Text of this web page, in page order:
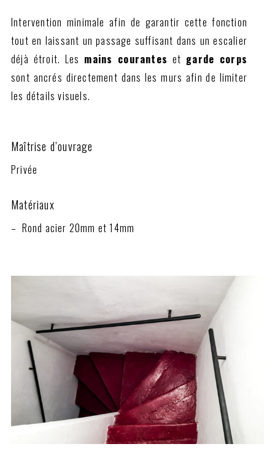
Intervention minimale afin de garantir cette fonction
tout en laissant un passage suffisant dans un escalier
déjà étroit. Les mains courantes et garde corps
sont ancrés directement dans les murs afin de limiter
les détails visuels.
Maîtrise d’ouvrage
Privée
Matériaux
– Rond acier 20mm et 14mm